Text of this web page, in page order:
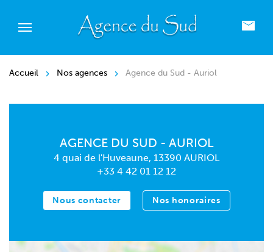
Accueil Nos agences Agence du Sud - Auriol
AGENCE DU SUD - AURIOL
4 quai de l'Huveaune, 13390 AURIOL
+33 4 42 01 12 12
Nous contacter Nos honoraires